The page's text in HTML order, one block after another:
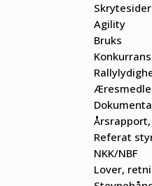
Skrytesider
Agility
Bruks
Referat
NKK/NBF
Lover,